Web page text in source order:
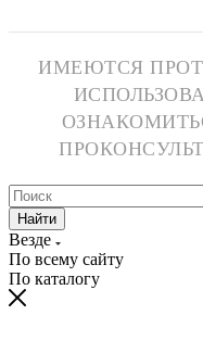
ИМЕЮТСЯ
Найти
Везде
По всему сайту
По каталогу